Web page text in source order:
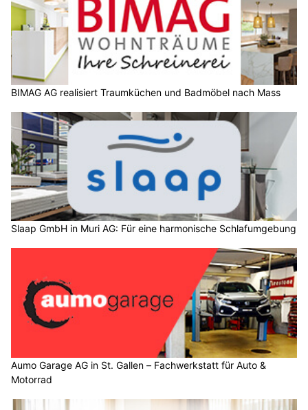
BIMAG AG realisiert Traumküchen und Badmöbel nach Mass
Slaap GmbH in Muri AG: Für eine harmonische Schlafumgebung
Aumo Garage AG in St. Gallen – Fachwerkstatt für Auto &
Motorrad